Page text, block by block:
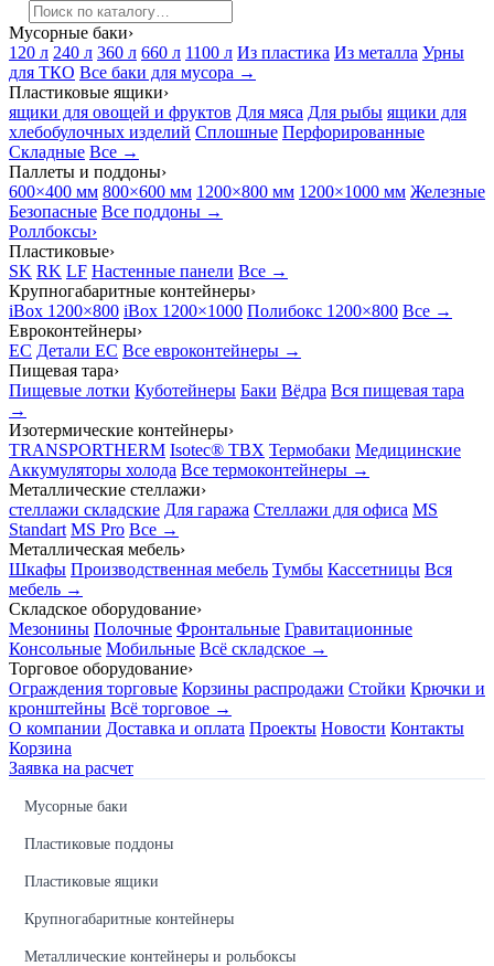
Мусорные баки›
120 л 240 л 360 л 660 л 1100 л Из пластика Из металла Урны
для ТКО Все баки для мусора →
Пластиковые ящики›
ящики для овощей и фруктов Для мяса Для рыбы ящики для
хлебобулочных изделий Сплошные Перфорированные
Складные Все →
Паллеты и поддоны›
600×400 мм 800×600 мм 1200×800 мм 1200×1000 мм Железные
Безопасные Все поддоны →
Роллбоксы›
Пластиковые›
SK RK LF Настенные панели Все →
Крупногабаритные контейнеры›
iBox 1200×800 iBox 1200×1000 Полибокс 1200×800 Все →
Евроконтейнеры›
EC Детали EC Все евроконтейнеры →
Пищевая тара›
Пищевые лотки Куботейнеры Баки Вёдра Вся пищевая тара
→
Изотермические контейнеры›
TRANSPORTHERM Isotec® TBX Термобаки Медицинские
Аккумуляторы холода Все термоконтейнеры →
Металлические стеллажи›
стеллажи складские Для гаража Стеллажи для офиса MS
Standart MS Pro Все →
Металлическая мебель›
Шкафы Производственная мебель Тумбы Кассетницы Вся
мебель →
Складское оборудование›
Мезонины Полочные Фронтальные Гравитационные
Консольные Мобильные Всё складское →
Торговое оборудование›
Ограждения торговые Корзины распродажи Стойки Крючки и
кронштейны Всё торговое →
О компании Доставка и оплата Проекты Новости Контакты
Корзина
Заявка на расчет
Мусорные баки
Пластиковые поддоны
Пластиковые ящики
Крупногабаритные контейнеры
Металлические контейнеры и рольбоксы